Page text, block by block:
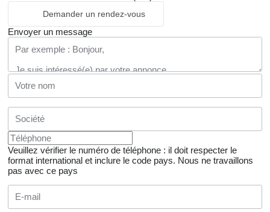
Demander un rendez-vous
Envoyer un message
Veuillez vérifier le numéro de téléphone : il doit respecter le
format international et inclure le code pays. Nous ne travaillons
pas avec ce pays